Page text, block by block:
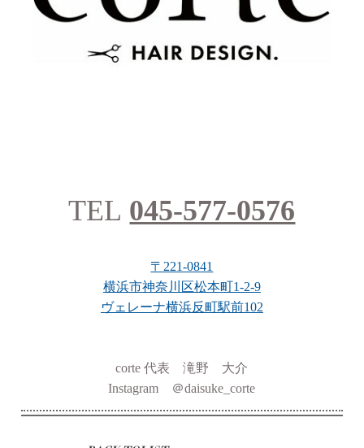
TEL 045-577-0576
〒221-0841
横浜市神奈川区松本町1-2-9
ヴェレーナ横浜反町駅前102
corte 代表 滝野 大介
Instagram ＠daisuke_corte